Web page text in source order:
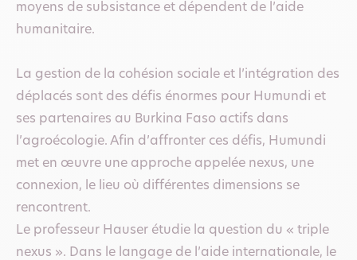
moyens de subsistance et dépendent de l’aide
humanitaire.
La gestion de la cohésion sociale et l’intégration des
déplacés sont des défis énormes pour Humundi et
ses partenaires au Burkina Faso actifs dans
l’agroécologie. Afin d’affronter ces défis, Humundi
met en œuvre une approche appelée nexus, une
connexion, le lieu où différentes dimensions se
rencontrent.
Le professeur Hauser étudie la question du « triple
nexus ». Dans le langage de l’aide internationale, le